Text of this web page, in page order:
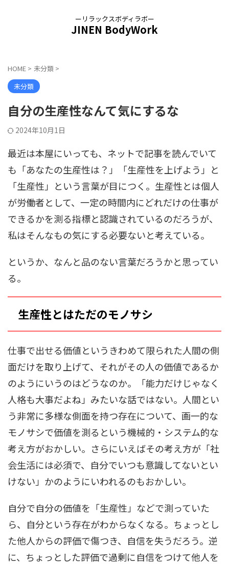
ーリラックスボディラボー
JINEN BodyWork
HOME > 未分類 >
未分類
自分の生産性なんて気にするな
2024年10月1日
最近は本屋にいっても、ネットで記事を読んでいて
も「あなたの生産性は？」「生産性を上げよう」と
「生産性」という言葉が目につく。生産性とは個人
が労働者として、一定の時間内にどれだけの仕事が
できるかを測る指標と認識されているのだろうが、
私はそんなもの気にする必要ないと考えている。
というか、なんと品のない言葉だろうかと思ってい
る。
生産性とはただのモノサシ
仕事で出せる価値というきわめて限られた人間の側
面だけを取り上げて、それがその人の価値であるか
のようにいうのはどうなのか。「能力だけじゃなく
人格も大事だよね」みたいな話ではない。人間とい
う非常に多様な側面を持つ存在について、画一的な
モノサシで価値を測るという機械的・システム的な
考え方がおかしい。さらにいえばその考え方が「社
会生活には必須で、自分でいつも意識してないとい
けない」かのようにいわれるのもおかしい。
自分で自分の価値を「生産性」などで測っていた
ら、自分という存在がわからなくなる。ちょっとし
た他人からの評価で傷つき、自信を失うだろう。逆
に、ちょっとした評価で過剰に自信をつけて他人を